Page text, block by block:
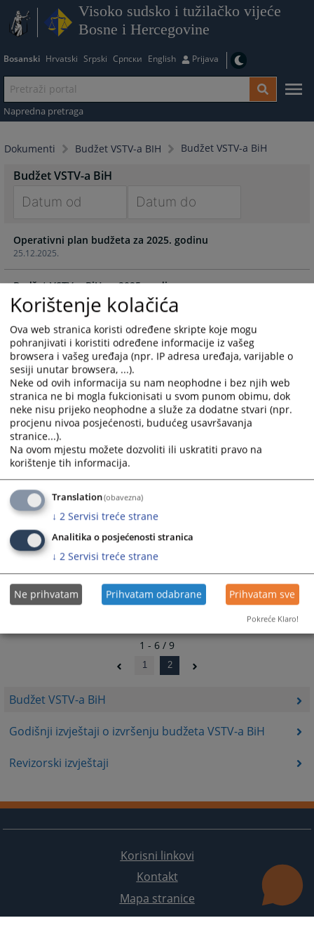
Visoko sudsko i tužilačko vijeće
Bosne i Hercegovine
Bosanski Hrvatski Srpski Српски English Prijava
Napredna pretraga
Dokumenti Budžet VSTV-a BIH Budžet VSTV-a BiH
Budžet VSTV-a BiH
Godišnji izvještaji o izvršenju budžeta VSTV-a BiH
Revizorski izvještaji
Budžet VSTV-a BiH
forward
to
interact
with
the
and
select
a
date.
Press
the
question
mark
key
get
the
keyboard
shortcuts
for
changing
dates.
forward
interact
with
the
and
select
a
date.
Press
the
question
key
the
keyboard
shortcuts
for
changing
dates.
25.12.2025.
Operativni plan budžeta za 2025. godinu
25.12.2025.
Budžet VSTV-a BiH za 2025. godinu
13.06.2025.
Okvirni budžet VSTV-a za period od 2026. do 2028.
Budžet VSTV-a BiH za 2024. godinu
Operativni plan budžeta za 2024. godinu
31.05.2024.
Okvirni Budžet VSTV-a BiH za 2024.-2026. godinu
1 - 6 / 9
1 2
Korisni linkovi
Kontakt
Mapa stranice
Korištenje kolačića
Ova web stranica koristi određene skripte koje mogu
pohranjivati i koristiti određene informacije iz vašeg
browsera i vašeg uređaja (npr. IP adresa uređaja, varijable o
sesiji unutar browsera, ...).
Neke od ovih informacija su nam neophodne i bez njih web
stranica ne bi mogla fukcionisati u svom punom obimu, dok
neke nisu prijeko neophodne a služe za dodatne stvari (npr.
procjenu nivoa posjećenosti, budućeg usavršavanja
stranice...).
Na ovom mjestu možete dozvoliti ili uskratiti pravo na
korištenje tih informacija.
Translation(obavezna)
↓ 2 Servisi treće strane
Analitika o posjećenosti stranica
↓ 2 Servisi treće strane
Ne prihvatam Prihvatam odabrane Prihvatam sve
Pokreće Klaro!